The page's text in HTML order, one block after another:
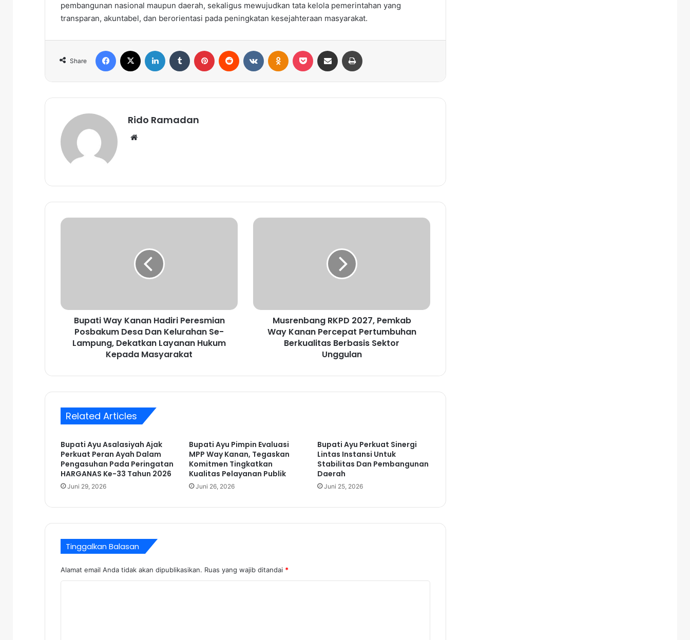
pembangunan nasional maupun daerah, sekaligus mewujudkan tata kelola pemerintahan yang
transparan, akuntabel, dan berorientasi pada peningkatan kesejahteraan masyarakat.
Share
Rido Ramadan
B
y
H
i
e
r
e
s
n
b
a
Bupati Way Kanan Hadiri Peresmian
Posbakum Desa Dan Kelurahan Se-
Lampung, Dekatkan Layanan Hukum
Kepada Masyarakat
M
n
2
m
k
a
K
n
P
Musrenbang RKPD 2027, Pemkab
Way Kanan Percepat Pertumbuhan
Berkualitas Berbasis Sektor
Unggulan
Related Articles
Bupati Ayu Asalasiyah Ajak
Perkuat Peran Ayah Dalam
Pengasuhan Pada Peringatan
HARGANAS Ke-33 Tahun 2026
Juni 29, 2026
Bupati Ayu Pimpin Evaluasi
MPP Way Kanan, Tegaskan
Komitmen Tingkatkan
Kualitas Pelayanan Publik
Juni 26, 2026
Bupati Ayu Perkuat Sinergi
Lintas Instansi Untuk
Stabilitas Dan Pembangunan
Daerah
Juni 25, 2026
Tinggalkan Balasan
Alamat email Anda tidak akan dipublikasikan. Ruas yang wajib ditandai *